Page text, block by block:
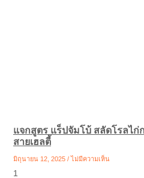
แจกสูตร แร็ปจัมโบ้ สลัดโรลไก่
สายเฮลตี้
มิถุนายน 12, 2025 ไม่มีความเห็น